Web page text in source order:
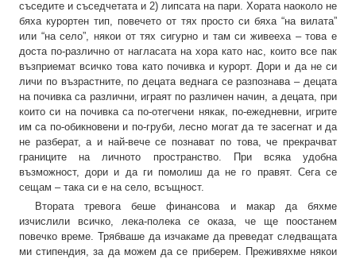
съседите и съседчетата и 2) липсата на пари. Хората наоколо не
бяха курортен тип, повечето от тях просто си бяха “на вилата”
или “на село”, някои от тях сигурно и там си живееха – това е
доста по-различно от нагласата на хора като нас, които все пак
възприемат всичко това като почивка и курорт. Дори и да не си
личи по възрастните, по децата веднага се разпознава – децата
на почивка са различни, играят по различен начин, а децата, при
които си на почивка са по-отегчени някак, по-ежедневни, игрите
им са по-обикновени и по-груби, лесно могат да те засегнат и да
не разберат, а и най-вече се познават по това, че прекрачват
границите на личното пространство. При всяка удобна
възможност, дори и да ги помолиш да не го правят. Сега се
сещам – така си е на село, всъщност.
Втората тревога беше финансова и макар да бяхме
изчислили всичко, лека-полека се оказа, че ще поостанем
повечко време. Трябваше да изчакаме да преведат следващата
ми стипендия, за да можем да се приберем. Преживяхме някои